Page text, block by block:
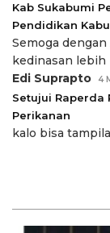
Kab Sukabumi
Pendidikan
Semoga
kedinasan
Edi Suprapto
4
Setujui Raperda
Perikanan
kalo bisa